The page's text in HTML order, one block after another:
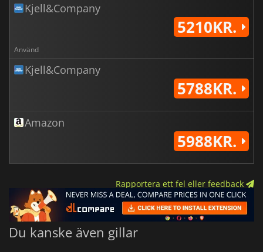
Kjell&Company
Använd
5210KR.
Kjell&Company
5788KR.
Amazon
5988KR.
Rapportera ett fel eller feedback
Du kanske även gillar